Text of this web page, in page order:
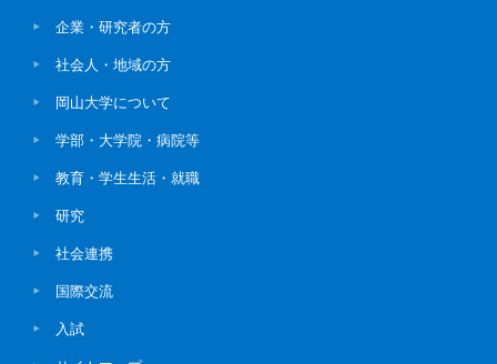
企業・研究者の方
社会人・地域の方
岡山大学について
学部・大学院・病院等
教育・学生生活・就職
研究
社会連携
国際交流
入試